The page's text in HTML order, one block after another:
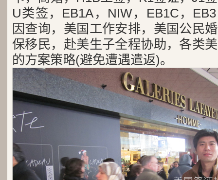
U类签，EB1A，NIW，EB1C，
因查询，美国工作安排，美国公民
保移民，赴美生子全程协助，各类
的方案策略(避免遭遇遣返)。